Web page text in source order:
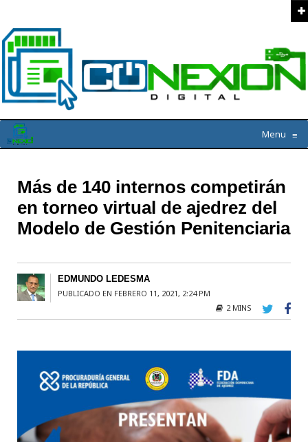
Menu ≡
Más de 140 internos competirán
en torneo virtual de ajedrez del
Modelo de Gestión Penitenciaria
EDMUNDO LEDESMA
PUBLICADO EN FEBRERO 11, 2021, 2:24 PM
2 MINS